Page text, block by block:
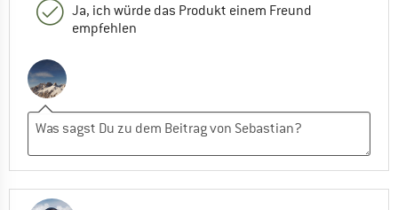
Ja, ich würde das Produkt einem Freund
empfehlen